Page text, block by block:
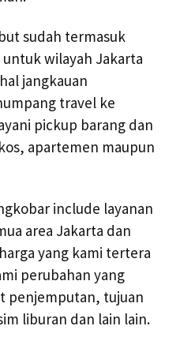
sudah termasuk
wilayah Jakarta
jangkauan
travel ke
pickup barang dan
apartemen maupun
include layanan
area Jakarta dan
yang kami tertera
perubahan yang
penjemputan, tujuan
liburan dan lain lain.